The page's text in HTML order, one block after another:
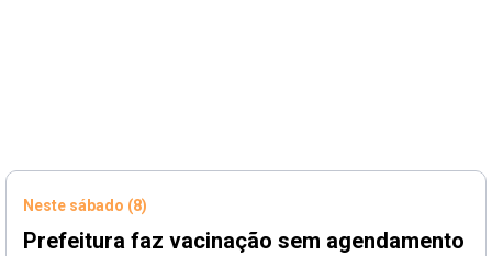
Neste sábado (8)
Prefeitura faz vacinação sem agendamento